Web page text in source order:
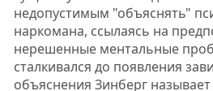
недопустимым "объяснять"
наркомана, ссылаясь на
нерешенные ментальные
сталкивался до появления
объяснения Зинберг